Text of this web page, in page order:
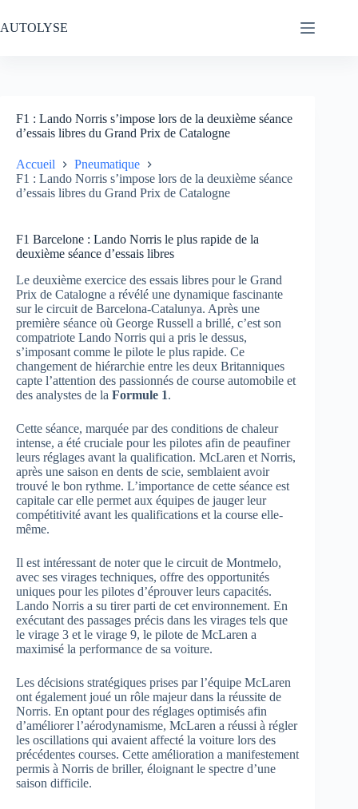
au
contenu
AUTOLYSE
F1 : Lando Norris s’impose lors de la deuxième séance
d’essais libres du Grand Prix de Catalogne
Accueil
Pneumatique
F1 : Lando Norris s’impose lors de la deuxième séance
d’essais libres du Grand Prix de Catalogne
F1 Barcelone : Lando Norris le plus rapide de la
deuxième séance d’essais libres
Le deuxième exercice des essais libres pour le Grand
Prix de Catalogne a révélé une dynamique fascinante
sur le circuit de Barcelona-Catalunya. Après une
première séance où George Russell a brillé, c’est son
compatriote Lando Norris qui a pris le dessus,
s’imposant comme le pilote le plus rapide. Ce
changement de hiérarchie entre les deux Britanniques
capte l’attention des passionnés de course automobile et
des analystes de la Formule 1.
Cette séance, marquée par des conditions de chaleur
intense, a été cruciale pour les pilotes afin de peaufiner
leurs réglages avant la qualification. McLaren et Norris,
après une saison en dents de scie, semblaient avoir
trouvé le bon rythme. L’importance de cette séance est
capitale car elle permet aux équipes de jauger leur
compétitivité avant les qualifications et la course elle-
même.
Il est intéressant de noter que le circuit de Montmelo,
avec ses virages techniques, offre des opportunités
uniques pour les pilotes d’éprouver leurs capacités.
Lando Norris a su tirer parti de cet environnement. En
exécutant des passages précis dans les virages tels que
le virage 3 et le virage 9, le pilote de McLaren a
maximisé la performance de sa voiture.
Les décisions stratégiques prises par l’équipe McLaren
ont également joué un rôle majeur dans la réussite de
Norris. En optant pour des réglages optimisés afin
d’améliorer l’aérodynamisme, McLaren a réussi à régler
les oscillations qui avaient affecté la voiture lors des
précédentes courses. Cette amélioration a manifestement
permis à Norris de briller, éloignant le spectre d’une
saison difficile.